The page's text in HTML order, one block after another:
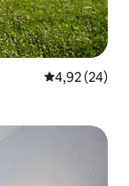
Priemerné
4,92 (24)